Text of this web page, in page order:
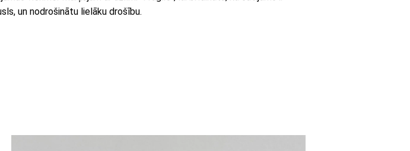
un nodrošinātu lielāku drošību.